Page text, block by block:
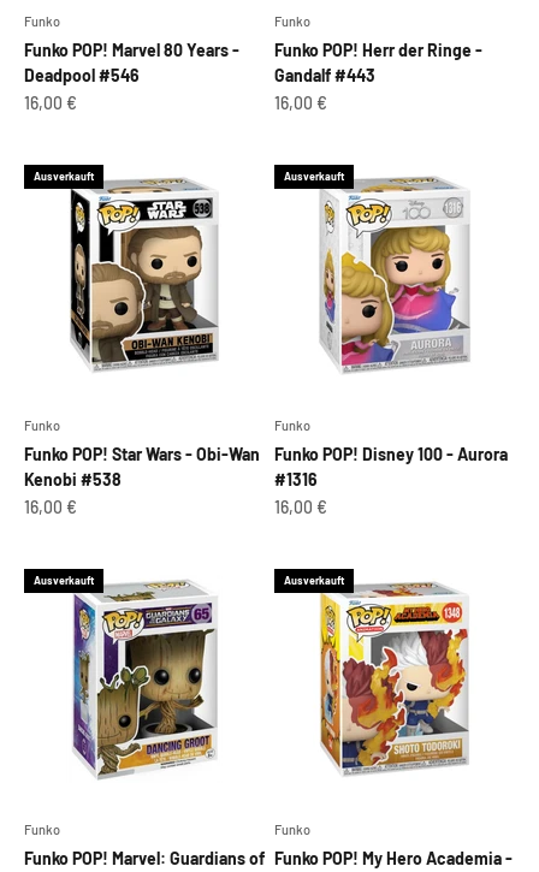
Funko
Funko POP! Marvel 80 Years -
Deadpool #546
Angebot
16,00 €
Funko
Funko POP! Herr der Ringe -
Gandalf #443
Angebot
16,00 €
Ausverkauft
Funko
Funko POP! Star Wars - Obi-Wan
Kenobi #538
Angebot
16,00 €
Ausverkauft
Funko
Funko POP! Disney 100 - Aurora
#1316
Angebot
16,00 €
Ausverkauft
Funko
Funko POP! Marvel: Guardians of
Ausverkauft
Funko
Funko POP! My Hero Academia -